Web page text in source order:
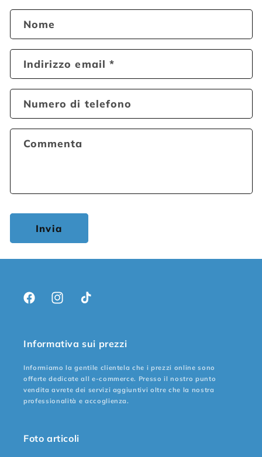
Nome
Indirizzo email*
Numero di telefono
Commenta
Invia
FacebookInstagramTikTok
Informativa sui prezzi
Informiamo la gentile clientela che i prezzi online sono
offerte dedicate all e-commerce. Presso il nostro punto
vendita avrete dei servizi aggiuntivi oltre che la nostra
professionalità e accoglienza.
Foto articoli